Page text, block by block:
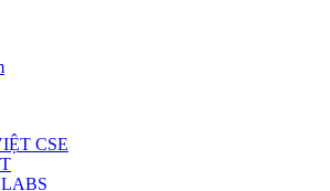
CSE